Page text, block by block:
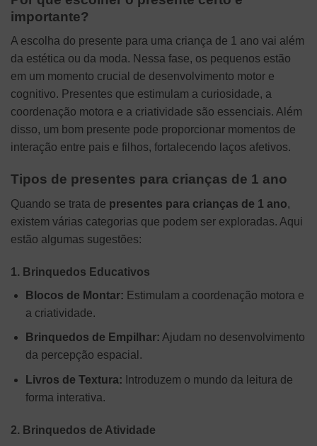
importante?
A escolha do presente para uma criança de 1 ano vai além
da estética ou da moda. Nessa fase, os pequenos estão
em um momento crucial de desenvolvimento motor e
cognitivo. Presentes que estimulam a curiosidade, a
coordenação motora e a criatividade são essenciais. Além
disso, um bom presente pode proporcionar momentos de
interação entre pais e filhos, fortalecendo laços afetivos.
Tipos de presentes para crianças de 1 ano
Quando se trata de presentes para crianças de 1 ano,
existem várias categorias que podem ser exploradas. Aqui
estão algumas sugestões:
1. Brinquedos Educativos
Blocos de Montar: Estimulam a coordenação motora e
a criatividade.
Brinquedos de Empilhar: Ajudam no desenvolvimento
da percepção espacial.
Livros de Textura: Introduzem o mundo da leitura de
forma interativa.
2. Brinquedos de Atividade